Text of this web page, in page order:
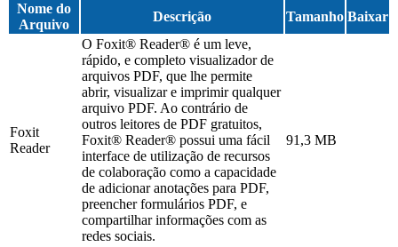
Nome do
Arquivo
Descrição Tamanho Baixar
Foxit
Reader
O Foxit® Reader® é um leve,
rápido, e completo visualizador de
arquivos PDF, que lhe permite
abrir, visualizar e imprimir qualquer
arquivo PDF. Ao contrário de
outros leitores de PDF gratuitos,
Foxit® Reader® possui uma fácil
interface de utilização de recursos
de colaboração como a capacidade
de adicionar anotações para PDF,
preencher formulários PDF, e
compartilhar informações com as
redes sociais.
91,3 MB